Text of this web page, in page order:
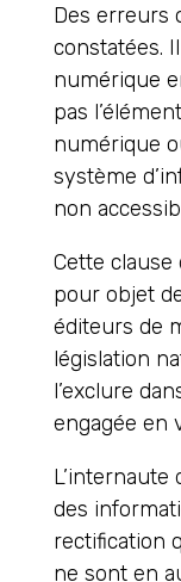
Des erreurs
constatées.
numérique
pas
numérique
système
non
Cette clause
pour objet
éditeurs de
législation
l’exclure
engagée en
L’internaute
des
rectification
ne sont en